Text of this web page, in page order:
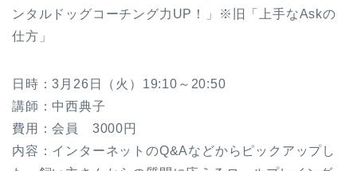
ンタルドッグコーチング力UP！」※旧「上手なAskの
仕方」
日時：3月26日（火）19:10～20:50
講師：中西典子
費用：会員 3000円
内容：インターネットのQ&Aなどからピックアップし